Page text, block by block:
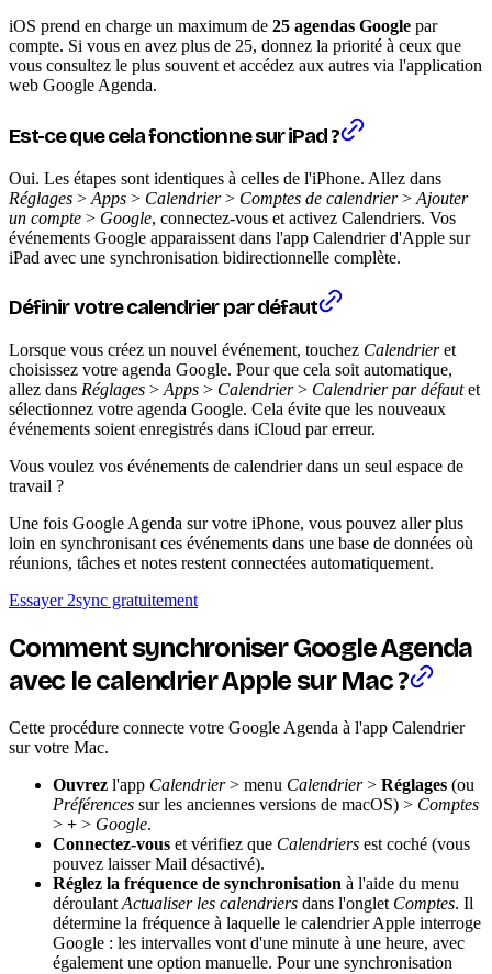
iOS prend en charge un maximum de 25 agendas Google par
compte. Si vous en avez plus de 25, donnez la priorité à ceux que
vous consultez le plus souvent et accédez aux autres via l'application
web Google Agenda.
Est-ce que cela fonctionne sur iPad ?
Oui. Les étapes sont identiques à celles de l'iPhone. Allez dans
Réglages > Apps > Calendrier> Comptes de calendrier> Ajouter
un compte > Google, connectez-vous et activez Calendriers. Vos
événements Google apparaissent dans l'app Calendrier d'Apple sur
iPad avec une synchronisation bidirectionnelle complète.
Définir votre calendrier par défaut
Lorsque vous créez un nouvel événement, touchez Calendrieret
choisissez votre agenda Google. Pour que cela soit automatique,
allez dans Réglages > Apps > Calendrier> Calendrier par défautet
sélectionnez votre agenda Google. Cela évite que les nouveaux
événements soient enregistrés dans iCloud par erreur.
Vous voulez vos événements de calendrier dans un seul espace de
travail ?
Une fois Google Agenda sur votre iPhone, vous pouvez aller plus
loin en synchronisant ces événements dans une base de données où
réunions, tâches et notes restent connectées automatiquement.
Essayer 2sync gratuitement
Comment synchroniser Google Agenda
avec le calendrier Apple sur Mac ?
Cette procédure connecte votre Google Agenda à l'app Calendrier
sur votre Mac.
Ouvrez l'app Calendrier> menu Calendrier> Réglages (ou
Préférences sur les anciennes versions de macOS) > Comptes
> + > Google.
Connectez-vous et vérifiez que Calendriers est coché (vous
pouvez laisser Mail désactivé).
Réglez la fréquence de synchronisation à l'aide du menu
déroulant Actualiser les calendriers dans l'onglet Comptes. Il
détermine la fréquence à laquelle le calendrier Apple interroge
Google : les intervalles vont d'une minute à une heure, avec
également une option manuelle. Pour une synchronisation